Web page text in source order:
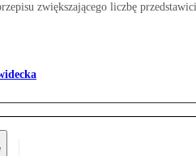
zwiększającego liczbę